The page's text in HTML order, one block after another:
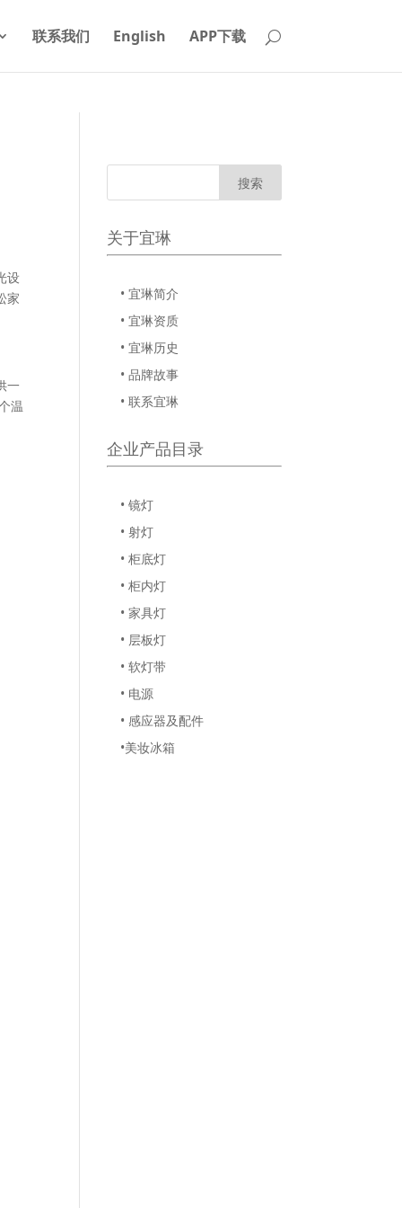
联系我们 English APP下载
设
家
一
温
关于宜琳
• 宜琳简介
• 宜琳资质
• 宜琳历史
• 品牌故事
• 联系宜琳
企业产品目录
• 镜灯
• 射灯
• 柜底灯
• 柜内灯
• 家具灯
• 层板灯
• 软灯带
• 电源
• 感应器及配件
•美妆冰箱